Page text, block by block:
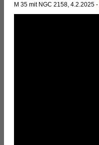
M 35 mit NGC 2158, 4.2.2025 -